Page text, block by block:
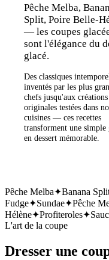
Pêche Melba,
Split, Poire Belle-
— les coupes
sont l'élégance du
glacé.
Des classiques
inventés par les plus
chefs jusqu'aux créations
originales testées dans
cuisines — ces recettes
transforment une simple
en dessert mémorable.
Pêche Melba✦Banana
Fudge✦Sundae✦Pêche
Hélène✦Profiteroles✦
L'art de la coupe
Dresser une